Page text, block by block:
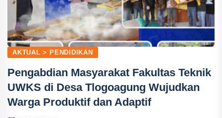
AKTUAL > PENDIDIKAN
Pengabdian Masyarakat Fakultas Teknik
UWKS di Desa Tlogoagung Wujudkan
Warga Produktif dan Adaptif